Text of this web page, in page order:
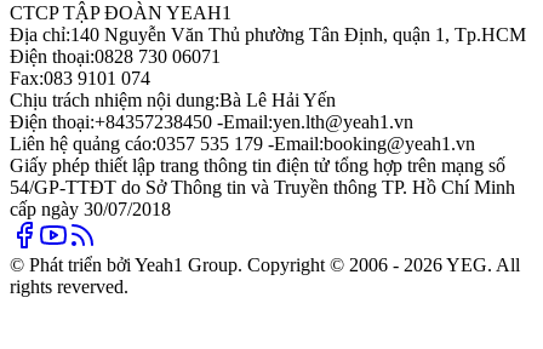
CTCP TẬP ĐOÀN YEAH1
Địa chỉ:140 Nguyễn Văn Thủ phường Tân Định, quận 1, Tp.HCM
Điện thoại:0828 730 06071
Fax:083 9101 074
Chịu trách nhiệm nội dung:Bà Lê Hải Yến
Điện thoại:+84357238450 -Email:yen.lth@yeah1.vn
Liên hệ quảng cáo:0357 535 179 -Email:booking@yeah1.vn
Giấy phép thiết lập trang thông tin điện tử tổng hợp trên mạng số
54/GP-TTĐT do Sở Thông tin và Truyền thông TP. Hồ Chí Minh
cấp ngày 30/07/2018
© Phát triển bởi Yeah1 Group. Copyright © 2006 - 2026 YEG. All
rights reverved.